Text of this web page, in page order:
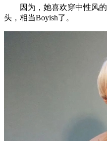
因为，她喜欢穿中性风的
头，相当Boyish了。